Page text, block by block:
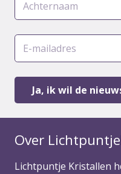
Over
Lichtpuntje Kristallen